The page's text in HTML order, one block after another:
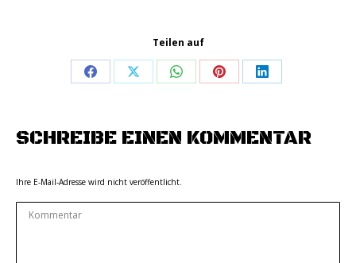
Teilen auf
Share
Facebook
Share
X
Share
WhatsApp
Share
Pinterest
Share
LinkedIn
SCHREIBE EINEN KOMMENTAR
Ihre E-Mail-Adresse wird nicht veröffentlicht.
Kommentar